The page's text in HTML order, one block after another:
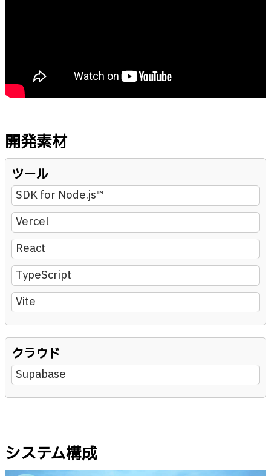
開発素材
ツール
SDK for Node.js™
Vercel
React
TypeScript
Vite
クラウド
Supabase
システム構成